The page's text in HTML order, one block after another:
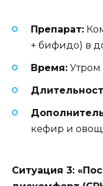
Препарат:
+ бифидо) в
Время: Утром
кефир и
Ситуация 3: